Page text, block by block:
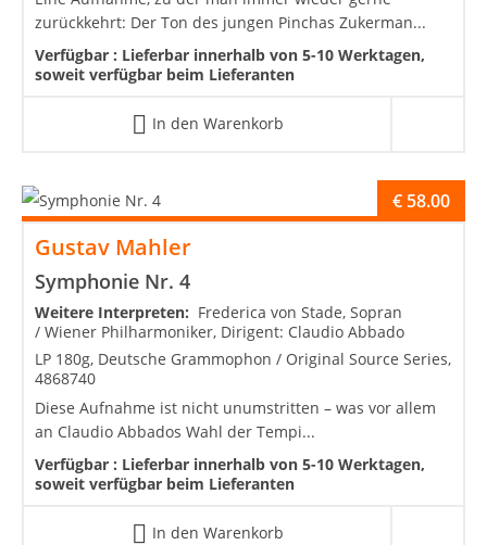
zurückkehrt: Der Ton des jungen Pinchas Zukerman...
Verfügbar : Lieferbar innerhalb von 5-10 Werktagen,
soweit verfügbar beim Lieferanten
In den Warenkorb
Gustav Mahler
Symphonie Nr. 4
€ 58.00
Weitere Interpreten: Frederica von Stade, Sopran
/ Wiener Philharmoniker, Dirigent: Claudio Abbado
LP 180g, Deutsche Grammophon / Original Source Series,
4868740
Diese Aufnahme ist nicht unumstritten – was vor allem
an Claudio Abbados Wahl der Tempi...
Verfügbar : Lieferbar innerhalb von 5-10 Werktagen,
soweit verfügbar beim Lieferanten
In den Warenkorb